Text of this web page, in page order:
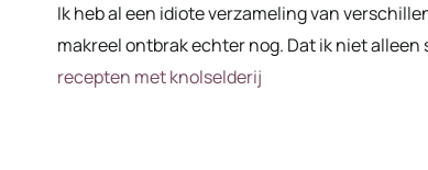
Ik heb al een idiote verzameling van
makreel ontbrak echter nog. Dat ik niet
recepten met knolselderij